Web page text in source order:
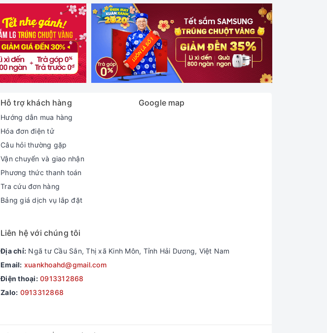
Hỗ trợ khách hàng
Hướng dẫn mua hàng
Hóa đơn điện tử
Câu hỏi thường gặp
Vận chuyển và giao nhận
Phương thức thanh toán
Tra cứu đơn hàng
Bảng giá dịch vụ lắp đặt
Google map
Liên hệ với chúng tôi
Địa chỉ: Ngã tư Cầu Sắn, Thị xã Kinh Môn, Tỉnh Hải Dương, Việt Nam
Email: xuankhoahd@gmail.com
Điện thoại: 0913312868
Zalo: 0913312868